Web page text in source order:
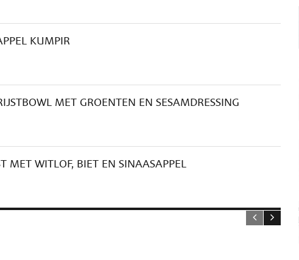
KUMPIR
MET GROENTEN EN SESAMDRESSING
MET WITLOF, BIET EN SINAASAPPEL